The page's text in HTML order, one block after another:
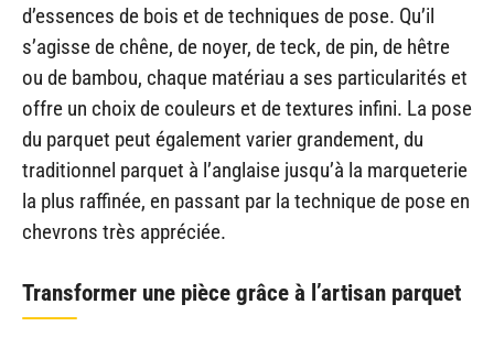
d’essences de bois et de techniques de pose. Qu’il
s’agisse de chêne, de noyer, de teck, de pin, de hêtre
ou de bambou, chaque matériau a ses particularités et
offre un choix de couleurs et de textures infini. La pose
du parquet peut également varier grandement, du
traditionnel parquet à l’anglaise jusqu’à la marqueterie
la plus raffinée, en passant par la technique de pose en
chevrons très appréciée.
Transformer une pièce grâce à l’artisan parquet